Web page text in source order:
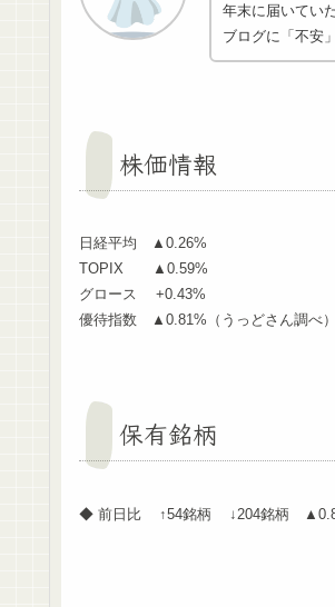
年末に届いてい
ブログに「不安
株価情報
日経平均 ▲0.26%
TOPIX ▲0.59%
グロース +0.43%
優待指数 ▲0.81%（うっどさん調べ）
保有銘柄
◆ 前日比 ↑54銘柄 ↓204銘柄